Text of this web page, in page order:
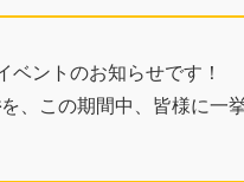
ントのお知らせです！
を、この期間中、皆様に一